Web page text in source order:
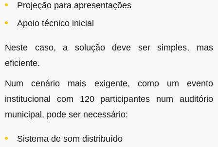
Projeção para apresentações
Apoio técnico inicial
Neste caso, a solução deve ser simples, mas
eficiente.
Num cenário mais exigente, como um evento
institucional com 120 participantes num auditório
municipal, pode ser necessário:
Sistema de som distribuído